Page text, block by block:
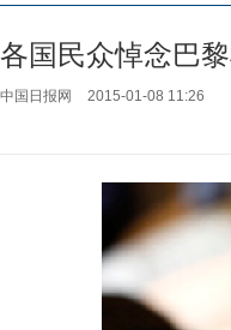
各国民众悼念巴
中国日报网 2015-01-08 11:26